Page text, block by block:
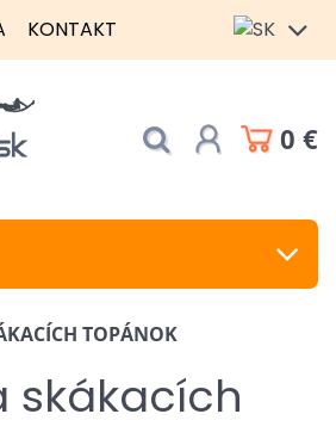
KONTAKT
0 €
TOPÁNOK
skákacích